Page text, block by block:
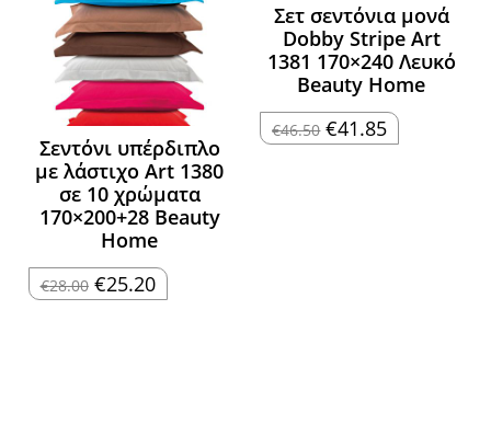
Σεντόνι υπέρδιπλο
με λάστιχο Art 1380
σε 10 χρώματα
170×200+28 Beauty
Home
€28.00 Original
price
€25.20Η
τρέχουσα
Σετ σεντόνια μονά
Dobby Stripe Art
1381 170×240 Λευκό
Beauty Home
€46.50 Original
price
€41.85 Η
τρέχουσα